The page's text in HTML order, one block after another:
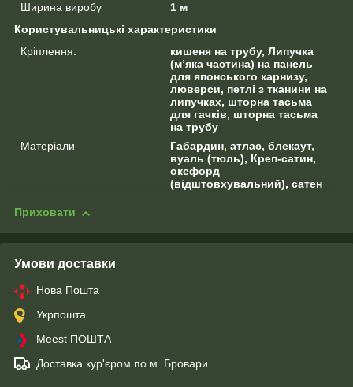
Ширина виробу
1 м
Користувальницькі характеристики
Кріплення:
кишеня на трубу, Липучка
(м’яка частина) на панель
для японського карнизу,
люверси, петлі з тканини на
липучках, шторна тасьма
для гачків, шторна тасьма
на трубу
Матеріали
Габардин, атлас, блекаут,
вуаль (тюль), Креп-сатин,
оксфорд
(відштовхувальний), сатен
Приховати
Умови доставки
Нова Пошта
Укрпошта
Meest ПОШТА
Доставка кур'єром по м. Бровари